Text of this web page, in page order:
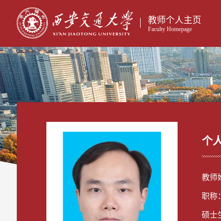
教师个人主页
Faculty Homepage
个
教师
职称
硕士